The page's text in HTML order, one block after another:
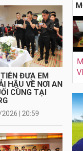
ĐƯA EM
HẬU VỀ NƠI AN
CÙNG TẠI
| 20:59